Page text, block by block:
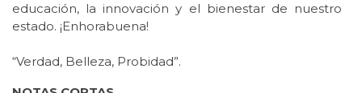
educación, la innovación y el bienestar de nuestro
estado. ¡Enhorabuena!
“Verdad, Belleza, Probidad”.